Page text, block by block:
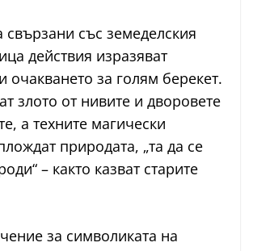
свързани със земеделския
действия изразяват
очакването за голям берекет.
злото от нивите и дворовете
а техните магически
природата, „та да се
– както казват старите
за символиката на